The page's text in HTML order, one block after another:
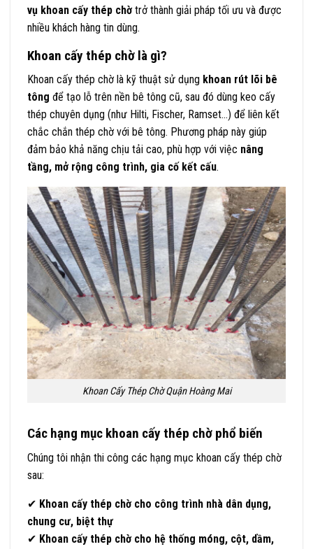
vụ khoan cấy thép chờ trở thành giải pháp tối ưu và được
nhiều khách hàng tin dùng.
Khoan cấy thép chờ là gì?
Khoan cấy thép chờ là kỹ thuật sử dụng khoan rút lõi bê
tông để tạo lỗ trên nền bê tông cũ, sau đó dùng keo cấy
thép chuyên dụng (như Hilti, Fischer, Ramset…) để liên kết
chắc chắn thép chờ với bê tông. Phương pháp này giúp
đảm bảo khả năng chịu tải cao, phù hợp với việc nâng
tầng, mở rộng công trình, gia cố kết cấu.
Khoan Cấy Thép Chờ Quận Hoàng Mai
Các hạng mục khoan cấy thép chờ phổ biến
Chúng tôi nhận thi công các hạng mục khoan cấy thép chờ
sau:
✔ Khoan cấy thép chờ cho công trình nhà dân dụng,
chung cư, biệt thự
✔ Khoan cấy thép chờ cho hệ thống móng, cột, dầm,